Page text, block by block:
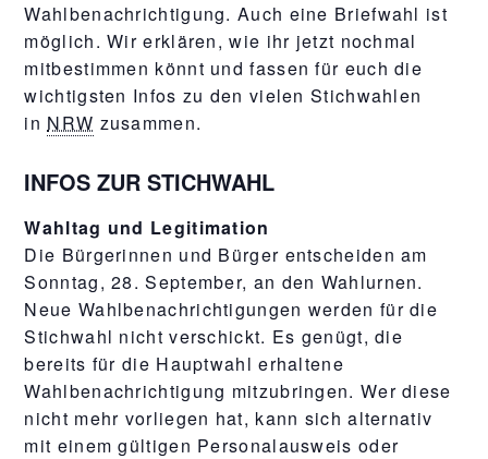
Wahlbenachrichtigung. Auch eine Briefwahl ist
möglich. Wir erklären, wie ihr jetzt nochmal
mitbestimmen könnt und fassen für euch die
wichtigsten Infos zu den vielen Stichwahlen
in NRW zusammen.
INFOS ZUR STICHWAHL
Wahltag und Legitimation
Die Bürgerinnen und Bürger entscheiden am
Sonntag, 28. September, an den Wahlurnen.
Neue Wahlbenachrichtigungen werden für die
Stichwahl nicht verschickt. Es genügt, die
bereits für die Hauptwahl erhaltene
Wahlbenachrichtigung mitzubringen. Wer diese
nicht mehr vorliegen hat, kann sich alternativ
mit einem gültigen Personalausweis oder